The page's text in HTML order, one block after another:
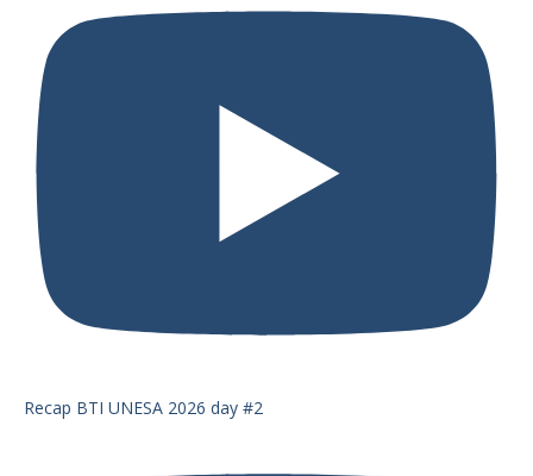
Recap BTI UNESA 2026 day #2